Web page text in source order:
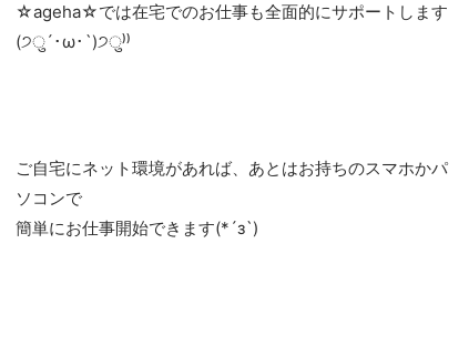
☆ageha☆では在宅でのお仕事も全面的にサポートします
(੭ु´･ω･`)੭ु⁾⁾
ご自宅にネット環境があれば、あとはお持ちのスマホかパ
ソコンで
簡単にお仕事開始できます(*´з`)